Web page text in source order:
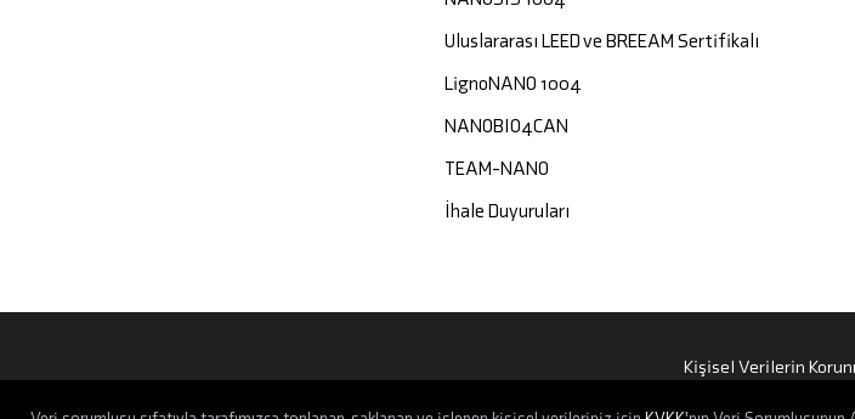
Uluslararası LEED ve BREEAM Sertifikalı
LignoNANO 1004
NANOBIO4CAN
TEAM-NANO
İhale Duyuruları
Kişisel Verilerin